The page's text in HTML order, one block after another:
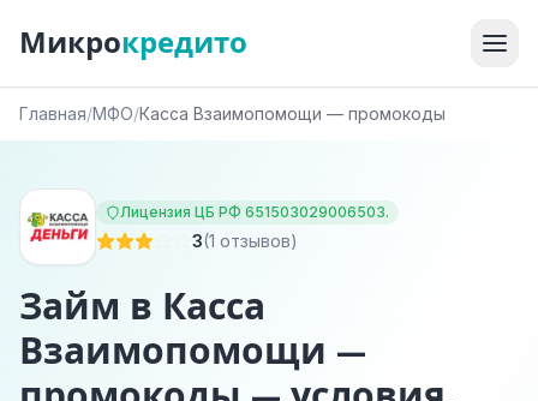
Микрокредито
Главная/МФО/Касса Взаимопомощи — промокоды
Лицензия ЦБ РФ 651503029006503.
3(1 отзывов)
Займ в Касса
Взаимопомощи —